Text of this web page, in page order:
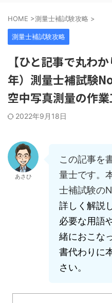
HOME >測量士補試験攻略 >
測量士補試験攻略
【ひと記事で丸わ
年）測量士補試験
空中写真測量の作
2022年9月18日
あさひ
この記事を
量士です。
士補試験の
詳しく解説
必要な用語
緒におこな
書代わりに
さい。